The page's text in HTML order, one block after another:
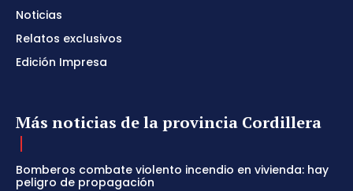
Noticias
Relatos exclusivos
Edición Impresa
Más noticias de la provincia Cordillera
Bomberos combate violento incendio en vivienda: hay
peligro de propagación